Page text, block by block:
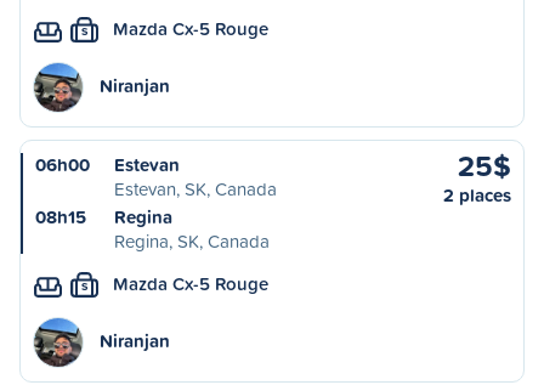
S Mazda Cx-5 Rouge
Niranjan
06h00
Estevan
Estevan, SK, Canada
08h15
Regina
Regina, SK, Canada
25$
2 places
S Mazda Cx-5 Rouge
Niranjan